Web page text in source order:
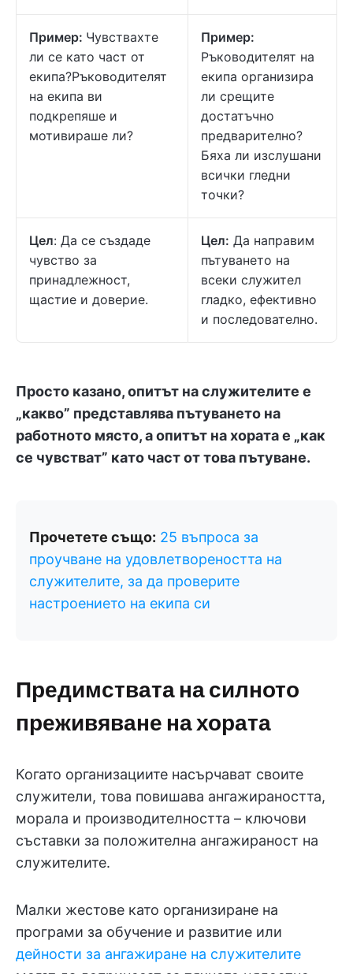
Пример: Чувствахте
ли се като част от
екипа?Ръководителят
на екипа ви
подкрепяше и
мотивираше ли?
Пример:
Ръководителят на
екипа организира
ли срещите
достатъчно
предварително?
Бяха ли изслушани
всички гледни
точки?
Цел: Да се създаде
чувство за
принадлежност,
щастие и доверие.
Цел: Да направим
пътуването на
всеки служител
гладко, ефективно
и последователно.
Просто казано, опитът на служителите е
„какво” представлява пътуването на
работното място, а опитът на хората е „как
се чувстват” като част от това пътуване.
Прочетете също: 25 въпроса за
проучване на удовлетвореността на
служителите, за да проверите
настроението на екипа си
Предимствата на силното
преживяване на хората
Когато организациите насърчават своите
служители, това повишава ангажираността,
морала и производителността – ключови
съставки за положителна ангажираност на
служителите.
Малки жестове като организиране на
програми за обучение и развитие или
дейности за ангажиране на служителите